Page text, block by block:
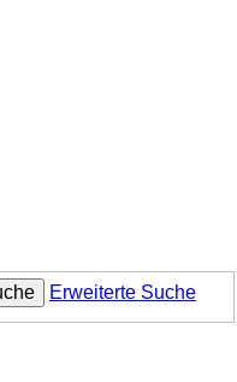
Erweiterte Suche